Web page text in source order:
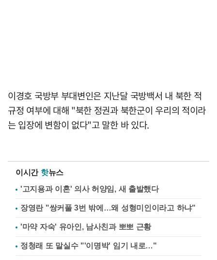
이경호 국방부 부대변인은 지난달 국방백서 내 북한 적
규정 여부에 대해 "북한 정권과 북한군이 우리의 적이라
는 입장에 변함이 없다"고 말한 바 있다.
이시간 핫뉴스
'고지용과 이혼' 의사 허양임, 새 출발했다
장영란 "쌍커풀 3번 밖에…왜 성형미인이라고 하냐"
'마약 자숙' 유아인, 남사친과 뽀뽀 근황
정청래 또 말실수 "'이명박' 임기 내로…"